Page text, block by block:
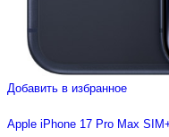
Добавить в избранное
Apple iPhone 17 Pro Max